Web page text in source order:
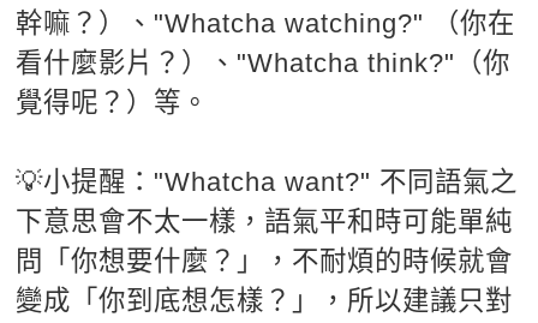
幹嘛？）、"Whatcha watching?" （你在
看什麼影片？）、"Whatcha think?"（你
覺得呢？）等。
💡小提醒："Whatcha want?" 不同語氣之
下意思會不太一樣，語氣平和時可能單純
問「你想要什麼？」，不耐煩的時候就會
變成「你到底想怎樣？」，所以建議只對